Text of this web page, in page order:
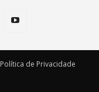
Política de Privacidade